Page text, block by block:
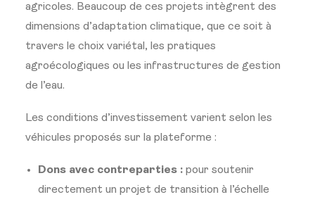
agricoles. Beaucoup de ces projets intègrent des
dimensions d’adaptation climatique, que ce soit à
travers le choix variétal, les pratiques
agroécologiques ou les infrastructures de gestion
de l’eau.
Les conditions d’investissement varient selon les
véhicules proposés sur la plateforme :
Dons avec contreparties : pour soutenir
directement un projet de transition à l’échelle